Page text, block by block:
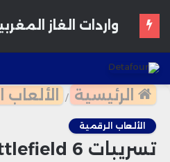
الرئيسية /
الألعاب الرقمية